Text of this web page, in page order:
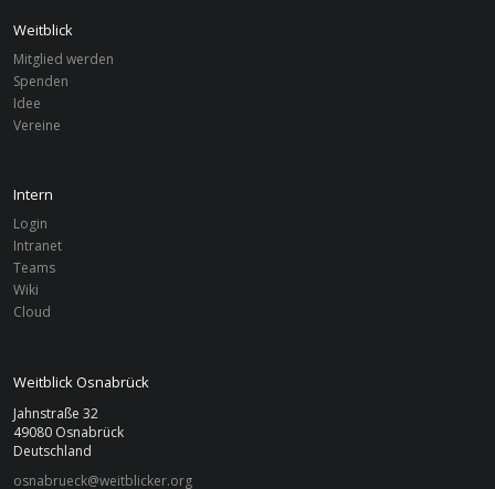
Weitblick
Mitglied werden
Spenden
Idee
Vereine
Intern
Login
Intranet
Teams
Wiki
Cloud
Weitblick Osnabrück
Jahnstraße 32
49080 Osnabrück
Deutschland
osnabrueck@weitblicker.org